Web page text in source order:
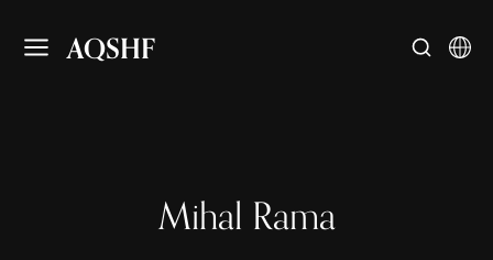
AQSHF
Mihal Rama